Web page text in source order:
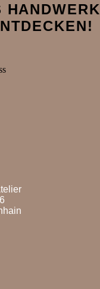
HANDWERK